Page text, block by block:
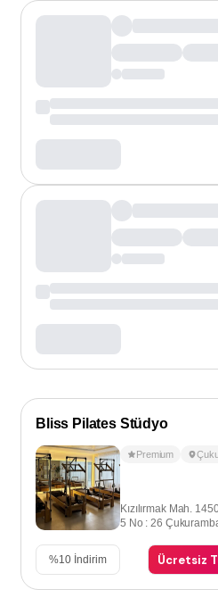
Bliss Pilates Stüdyo
Premium
Kızılırmak Mah.
5 No : 26
%10 İndirim Ücretsiz